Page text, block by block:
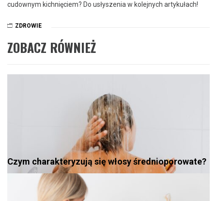
cudownym kichnięciem? Do usłyszenia​ w kolejnych‍ artykułach!
ZDROWIE
ZOBACZ RÓWNIEŻ
Czym charakteryzują się włosy średnioporowate?